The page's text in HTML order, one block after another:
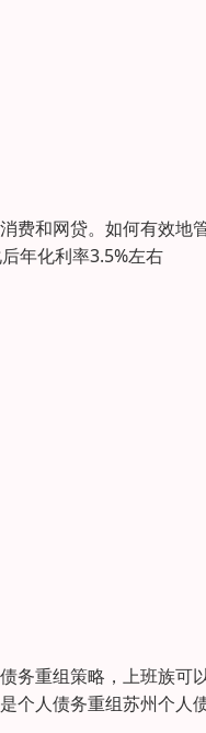
费和网贷。如何有效地
年化利率3.5%左右
务重组策略，上班族可
个人债务重组苏州个人